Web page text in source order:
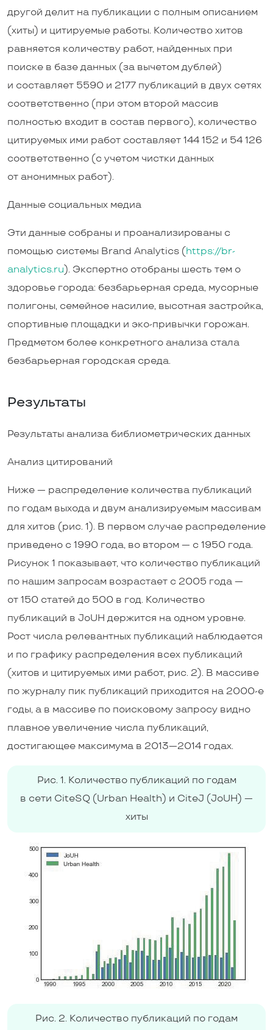
другой делит на публикации с полным описанием
(хиты) и цитируемые работы. Количество хитов
равняется количеству работ, найденных при
поиске в базе данных (за вычетом дублей)
и составляет 5590 и 2177 публикаций в двух сетях
соответственно (при этом второй массив
полностью входит в состав первого), количество
цитируемых ими работ составляет 144 152 и 54 126
соответственно (с учетом чистки данных
от анонимных работ).
Данные социальных медиа
Эти данные собраны и проанализированы с
помощью системы Brand Analytics (https://br-
analytics.ru). Экспертно отобраны шесть тем о
здоровье города: безбарьерная среда, мусорные
полигоны, семейное насилие, высотная застройка,
спортивные площадки и эко-привычки горожан.
Предметом более конкретного анализа стала
безбарьерная городская среда.
Результаты
Результаты анализа библиометрических данных
Анализ цитирований
Ниже — распределение количества публикаций
по годам выхода и двум анализируемым массивам
для хитов (рис. 1). В первом случае распределение
приведено с 1990 года, во втором — с 1950 года.
Рисунок 1 показывает, что количество публикаций
по нашим запросам возрастает с 2005 года —
от 150 статей до 500 в год. Количество
публикаций в JoUH держится на одном уровне.
Рост числа релевантных публикаций наблюдается
и по графику распределения всех публикаций
(хитов и цитируемых ими работ, рис. 2). В массиве
по журналу пик публикаций приходится на 2000-е
годы, а в массиве по поисковому запросу видно
плавное увеличение числа публикаций,
достигающее максимума в 2013—2014 годах.
Рис. 1. Количество публикаций по годам
в сети CiteSQ (Urban Health) и CiteJ (JoUH) —
хиты
Рис. 2. Количество публикаций по годам